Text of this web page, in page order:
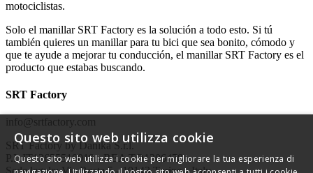
motociclistas.
Solo el manillar SRT Factory es la solución a todo esto. Si tú
también quieres un manillar para tu bici que sea bonito, cómodo y
que te ayude a mejorar tu conducción, el manillar SRT Factory es el
producto que estabas buscando.
SRT Factory
info@srtfactory.com
SRT Factory by Danika S.r.l.
P.I. IT12655510019 - REA TO1306478
Questo sito web utilizza cookie
Questo sito web utilizza i cookie per migliorare la tua esperienza di